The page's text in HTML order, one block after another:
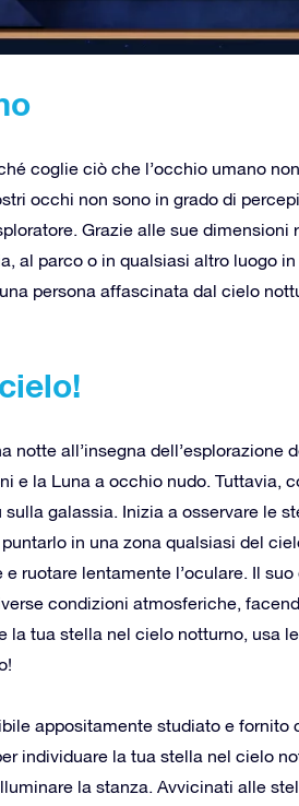
coglie ciò che l’occhio umano
occhi non sono in grado di
Grazie alle sue dimensioni
al parco o in qualsiasi altro luogo
persona affascinata dal cielo
notte all’insegna dell’esplorazione
e la Luna a occhio nudo. Tuttavia,
galassia. Inizia a osservare le
in una zona qualsiasi del
ruotare lentamente l’oculare. Il
condizioni atmosferiche,
la tua stella nel cielo notturno, usa
appositamente studiato e fornito
individuare la tua stella nel cielo
la stanza. Avvicinati alle